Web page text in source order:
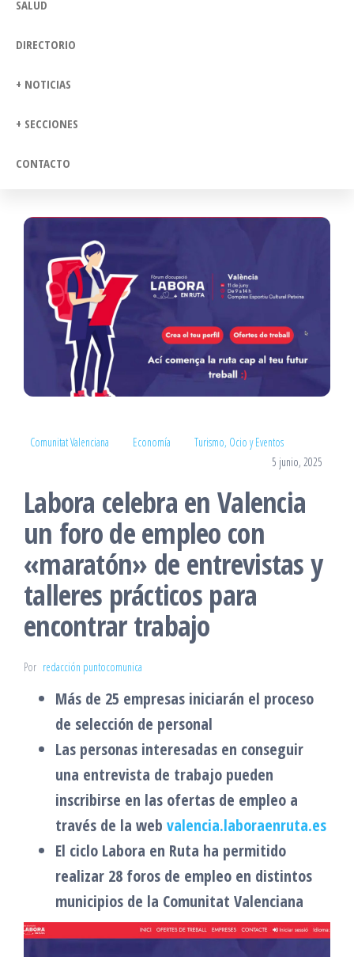
SALUD
DIRECTORIO
+ NOTICIAS
+ SECCIONES
CONTACTO
Comunitat Valenciana Economía
Turismo, Ocio y Eventos
5 junio, 2025
Labora celebra en Valencia
un foro de empleo con
«maratón» de entrevistas y
talleres prácticos para
encontrar trabajo
Por redacción puntocomunica
Más de 25 empresas iniciarán el proceso
de selección de personal
Las personas interesadas en conseguir
una entrevista de trabajo pueden
inscribirse en las ofertas de empleo a
través de la web valencia.laboraenruta.es
El ciclo Labora en Ruta ha permitido
realizar 28 foros de empleo en distintos
municipios de la Comunitat Valenciana